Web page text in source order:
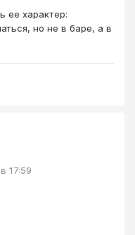
ее характер:
но не в баре, а в
17:59